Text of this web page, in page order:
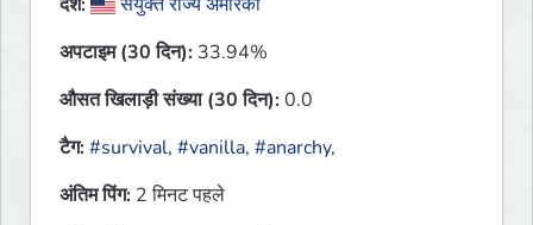
अपटाइम (30 दिन): 33.94%
औसत खिलाड़ी संख्या (30 दिन):0.0
टैग:#survival, #vanilla, #anarchy,
अंतिम पिंग: 2 मिनट पहले